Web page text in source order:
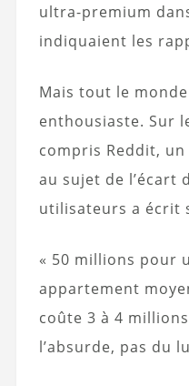
ultra-premium
indiquaient les
Mais tout le monde
enthousiaste. Sur
compris Reddit,
au sujet de l’écart
utilisateurs a écrit
« 50 millions pour
appartement
coûte 3 à 4
l’absurde, pas du